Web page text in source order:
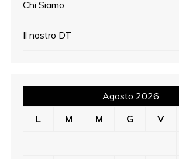
Chi Siamo
Il nostro DT
Agosto 2026
L
M M G V